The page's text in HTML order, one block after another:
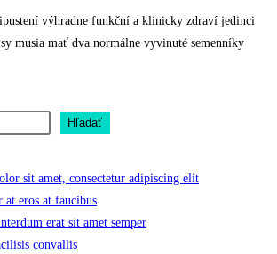
výhradne funkční a klinicky zdraví jedinci
musia mať dva normálne vyvinuté semenníky
Hľadať
sit amet, consectetur adipiscing elit
eros at faucibus
erat sit amet semper
convallis